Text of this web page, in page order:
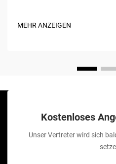
MEHR ANZEIGEN
Kostenloses
Unser Vertreter wird sich